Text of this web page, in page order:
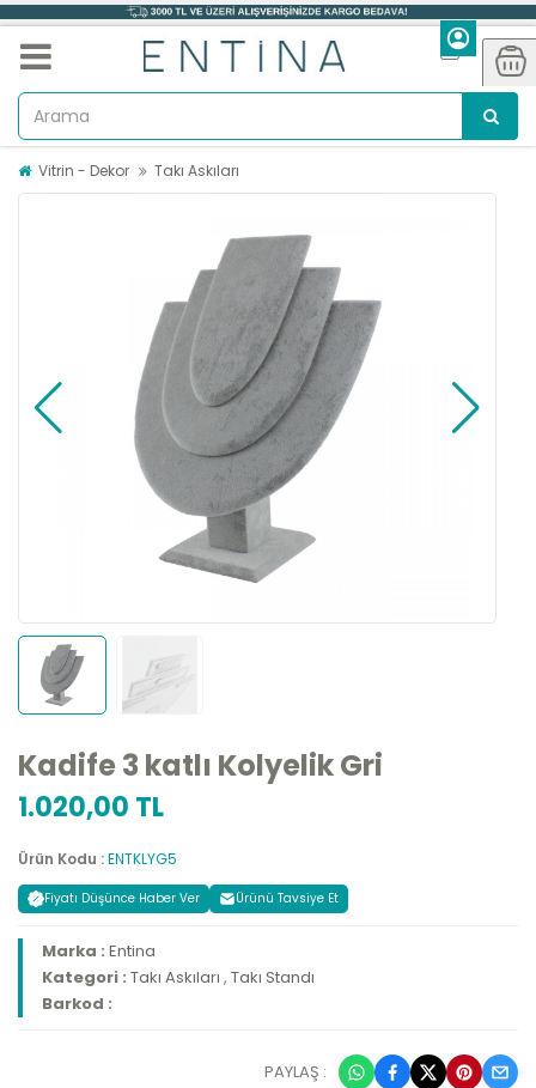
Vitrin - Dekor Takı Askıları
Kadife 3 katlı Kolyelik Gri
1.020,00 TL
Ürün Kodu :ENTKLYG5
Fiyatı Düşünce Haber Ver Ürünü Tavsiye Et
Marka : Entina
Kategori : Takı Askıları , Takı Standı
Barkod :
PAYLAŞ :